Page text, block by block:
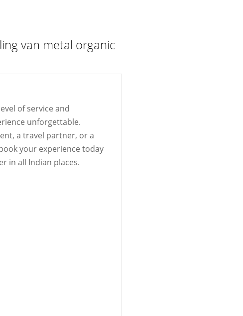
van metal organic
of service and
unforgettable.
a travel partner, or a
your experience today
in all Indian places.